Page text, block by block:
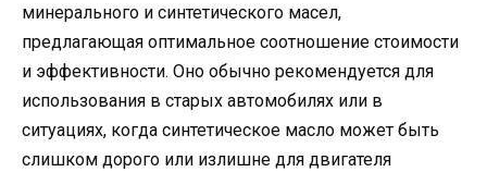
минерального и синтетического масел,
предлагающая оптимальное соотношение стоимости
и эффективности. Оно обычно рекомендуется для
использования в старых автомобилях или в
ситуациях, когда синтетическое масло может быть
слишком дорого или излишне для двигателя